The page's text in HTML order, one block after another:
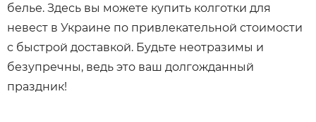
белье. Здесь вы можете купить колготки для
невест в Украине по привлекательной стоимости
с быстрой доставкой. Будьте неотразимы и
безупречны, ведь это ваш долгожданный
праздник!